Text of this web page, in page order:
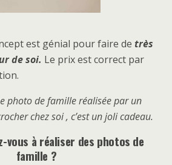
est génial pour faire de très
de soi. Le prix est correct par
photo de famille réalisée par un
chez soi , c’est un joli cadeau.
vous à réaliser des photos de
famille ?